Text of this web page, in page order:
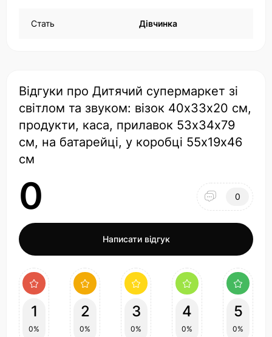
Стать Дівчинка
Відгуки про Дитячий супермаркет зі
світлом та звуком: візок 40х33х20 см,
продукти, каса, прилавок 53х34х79
см, на батарейці, у коробці 55х19х46
см
0 0
Написати відгук
1
0%
2
0%
3
0%
4
0%
5
0%